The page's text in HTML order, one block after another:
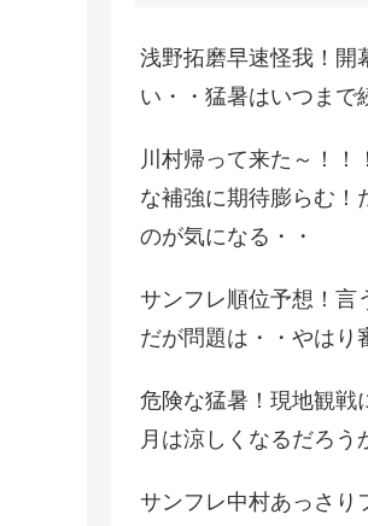
浅野拓磨早速怪我！開
い・・猛暑はいつまで
川村帰って来た～！！
な補強に期待膨らむ！
のが気になる・・
サンフレ順位予想！言
だが問題は・・やはり
危険な猛暑！現地観戦
月は涼しくなるだろう
サンフレ中村あっさり